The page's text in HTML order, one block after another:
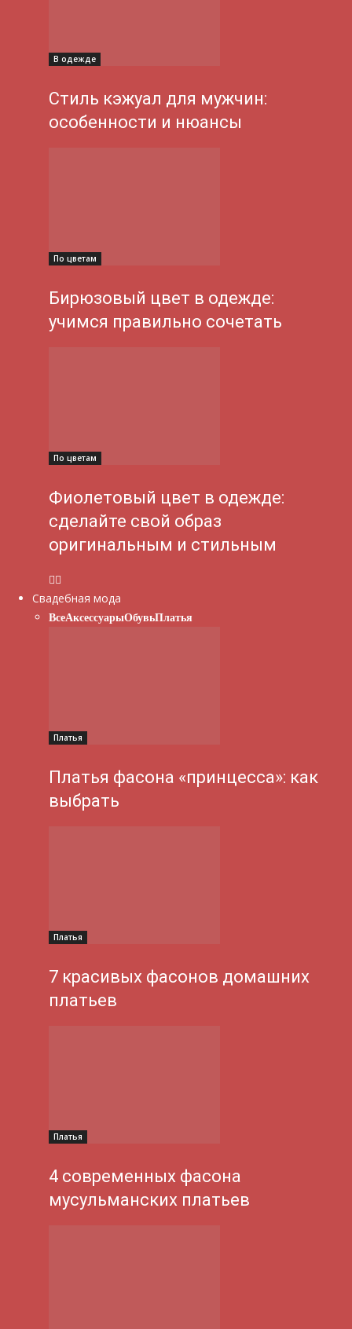
В одежде
Стиль кэжуал для мужчин:
особенности и нюансы
По цветам
Бирюзовый цвет в одежде:
учимся правильно сочетать
По цветам
Фиолетовый цвет в одежде:
сделайте свой образ
оригинальным и стильным
Свадебная мода
ВсеАксессуарыОбувьПлатья
Платья
Платья фасона «принцесса»: как
выбрать
Платья
7 красивых фасонов домашних
платьев
Платья
4 современных фасона
мусульманских платьев